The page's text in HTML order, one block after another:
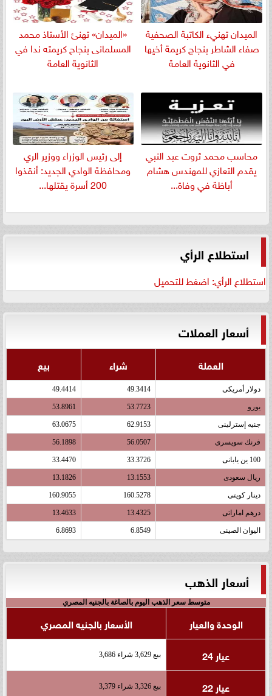
الميدان تهنيء الكاتبة الصحفية
صفاء الشاطر بنجاج كريمة أخيها
في الثانوية العامة
«الميدان» تهنئ الأستاذ محمد
المسلمانى بنجاح كريمته ندا في
الثانوية العامة
​محاسب محمد ثروت عبد النبي
يقدم التعازي للمهندس هشام
أباظة في وفاة...
إلى رئيس الوزراء ووزير الري
ومحافظة الوادي الجديد: أنقذوا
200 أسرة يقتلها...
استطلاع الرأي
استطلاع الرأي: اضغط للتحميل
أسعار العملات
العملة شراء بيع
دولار أمريكى 49.3414
49.4414
يورو 53.7723
53.8961
جنيه إسترلينى 62.9153
63.0675
فرنك سويسرى 56.0507
56.1898
100 ين يابانى 33.3726
33.4470
ريال سعودى 13.1553
13.1826
دينار كويتى 160.5278
160.9055
درهم اماراتى 13.4325
13.4633
اليوان الصينى 6.8549
6.8693
أسعار الذهب
متوسط سعر الذهب اليوم بالصاغة بالجنيه المصري
الوحدة والعيار
الأسعار بالجنيه المصري
عيار 24
بيع 3,629 شراء 3,686
عيار 22 بيع 3,326 شراء 3,379